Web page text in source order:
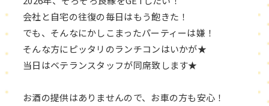
会社と自宅の往復の毎日はもう飽きた！
でも、そんなにかしこまったパーティーは嫌！
そんな方にピッタリのランチコンはいかが★
当日はベテランスタッフが同席致します★
お酒の提供はありませんので、お車の方も安心！